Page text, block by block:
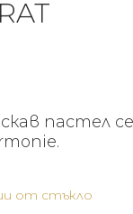
пастел
от стъкло